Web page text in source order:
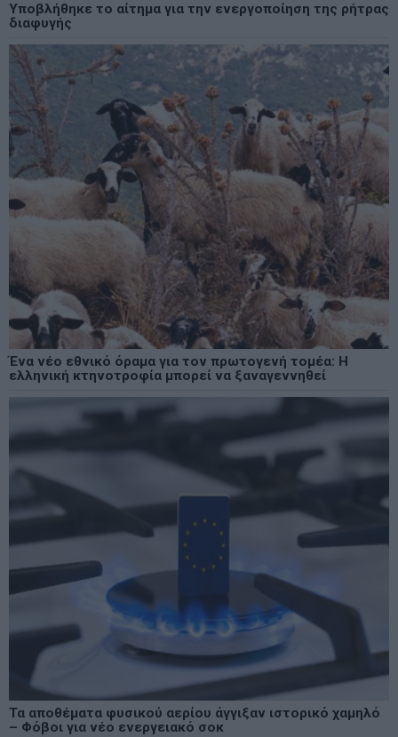
Υποβλήθηκε το αίτημα για την ενεργοποίηση της ρήτρας
διαφυγής
Ένα νέο εθνικό όραμα για τον πρωτογενή τομέα: Η
ελληνική κτηνοτροφία μπορεί να ξαναγεννηθεί
Τα αποθέματα φυσικού αερίου άγγιξαν ιστορικό χαμηλό
– Φόβοι για νέο ενεργειακό σοκ